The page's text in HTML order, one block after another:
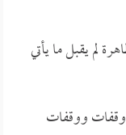
لم يقبل ما يأتي
وقفات ووقفات